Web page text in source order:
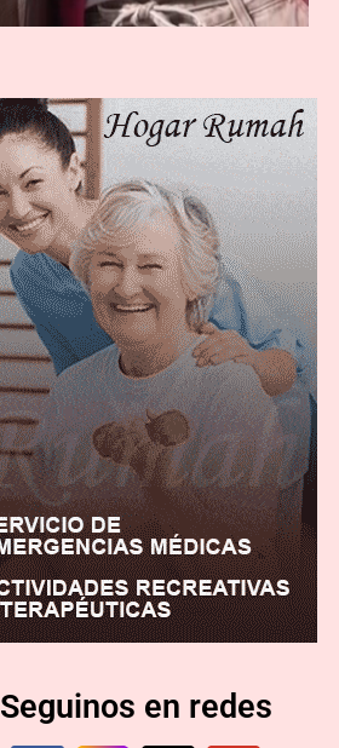
Seguinos en redes